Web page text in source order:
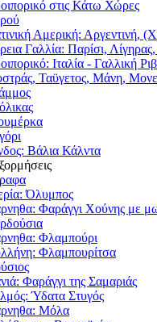
στις Κάτω Χώρες
Αμερική: Αργεντινή,
Γαλλία: Παρίσι,
Ιταλία - Γαλλική
Ταϋγετος, Μάνη,
Βάλια Κάλντα
Όλυμπος
Φαράγγι Χούνης με
Φλαμπούρι
Φλαμπουρίτσα
Φαράγγι της Σαμαριάς
Ύδατα Στυγός
Μόλα